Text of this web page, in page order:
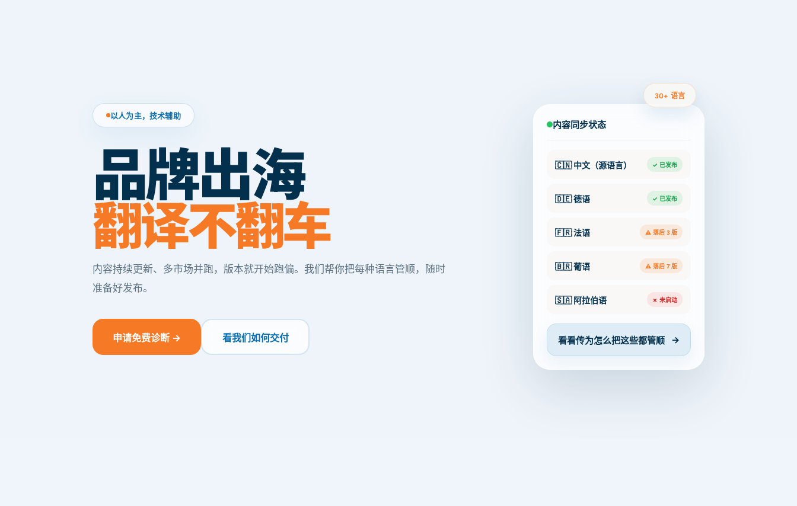
以人为主，技术辅助
品牌出海
翻译不翻车
内容持续更新、多市场并跑，版本就开始跑偏。我们帮你把每种语言管顺，随时
准备好发布。
申请免费诊断 → 看我们如何交付
30+ 语言
内容同步状态
🇨🇳 中文（源语言） ✓ 已发布
🇩🇪 德语 ✓ 已发布
🇫🇷 法语 ⚠ 落后 3 版
🇧🇷 葡语 ⚠ 落后 7 版
🇸🇦 阿拉伯语 ✗ 未启动
看看传为怎么把这些都管顺 →